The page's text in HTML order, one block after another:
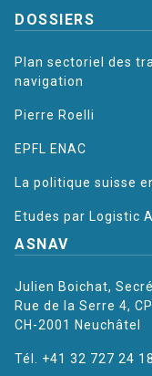
DOSSIERS
Plan sectoriel des
navigation
Pierre Roelli
EPFL ENAC
La politique suisse
Etudes par Logistic
ASNAV
Julien Boichat,
Rue de la Serre 4,
CH-2001 Neuchâtel
Tél. +41 32 727 24 18